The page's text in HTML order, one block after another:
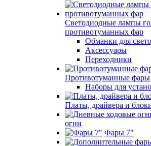
Светодиодные лампы
противотуманных фар
Обманки для
Аксессуары
Переходники
Противотуманные фары
Наборы для
Платы, драйвера и
огни
Фары 7"